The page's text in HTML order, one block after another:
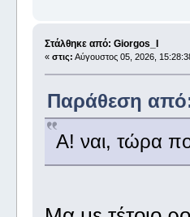
Στάλθηκε από: Giorgos_I
« στις: Αύγουστος 05, 2026,
Παράθεση από:
Α! ναι, τώρα